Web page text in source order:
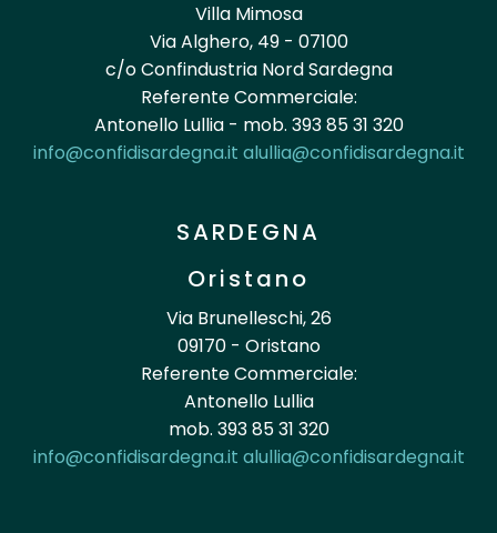
Villa Mimosa
Via Alghero, 49 - 07100
c/o Confindustria Nord Sardegna
Referente Commerciale:
Antonello Lullia - mob. 393 85 31 320
info@confidisardegna.it alullia@confidisardegna.it
SARDEGNA
Oristano
Via Brunelleschi, 26
09170 - Oristano
Referente Commerciale:
Antonello Lullia
mob. 393 85 31 320
info@confidisardegna.it alullia@confidisardegna.it